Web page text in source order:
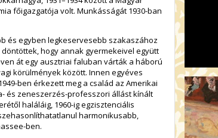
főigazgatója volt. Munkásságát 1930-ban
és egyben legkeservesebb szakaszához
hogy annak gyermekeivel együtt
át egy ausztriai faluban várták a háború
körülmények között. Innen egyéves
ben érkezett meg a család az Amerikai
és zeneszerzés-professzori állást kínált
haláláig, 1960-ig egzisztenciális
harmonikusabb,
ben.